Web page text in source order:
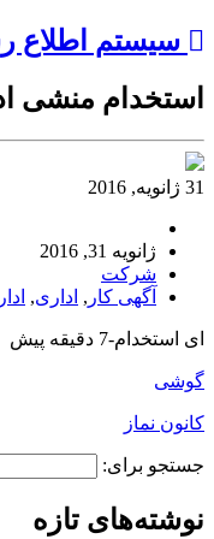
سیستم اطلاع
استخدام منشی
31 ژانویه, 2016
ژانویه 31, 2016
شرکت
آگهی کار , اداری,
ای استخدام-7 دقیقه پیش
گوشی
کانون نماز
جستجو برای:
نوشته‌های تازه